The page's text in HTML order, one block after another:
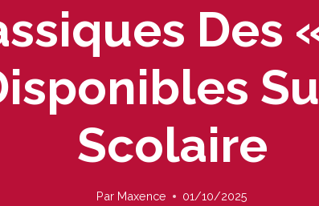
Des
Scolaire
Par Maxence 01/10/2025